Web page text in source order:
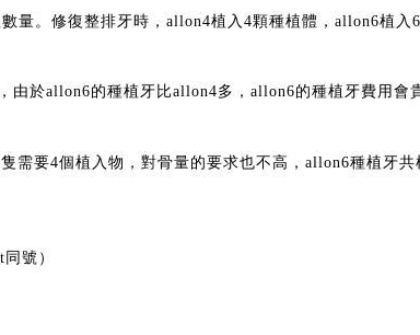
量。修復整排牙時，allon4植入4顆種植體，allon6植入6
於allon6的種植牙比allon4多，allon6的種植牙費用會
需要4個植入物，對骨量的要求也不高，allon6種植牙
同號）